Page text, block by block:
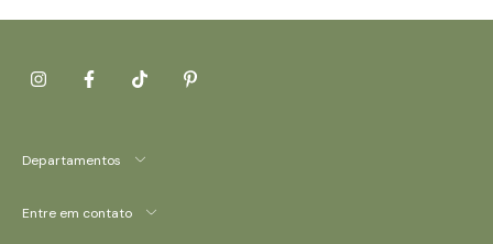
Departamentos
Entre em contato